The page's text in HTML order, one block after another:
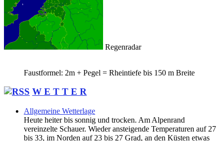
Regenradar
Faustformel: 2m + Pegel = Rheintiefe bis 150 m Breite
W E T T E R
Allgemeine Wetterlage
Heute heiter bis sonnig und trocken. Am Alpenrand
vereinzelte Schauer. Wieder ansteigende Temperaturen auf 27
bis 33, im Norden auf 23 bis 27 Grad, an den Küsten etwas